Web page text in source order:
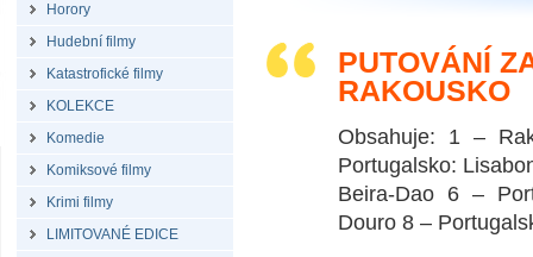
Horory
Hudební filmy
Katastrofické filmy
KOLEKCE
Komedie
Komiksové filmy
Krimi filmy
LIMITOVANÉ EDICE
PUTOVÁNÍ
RAKOUSKO
Obsahuje: 1 –
Portugalsko:
Beira-Dao 6 –
Douro 8 –